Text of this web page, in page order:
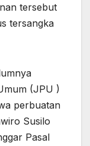
tersebut
tersangka
(JPU )
perbuatan
Susilo
Pasal